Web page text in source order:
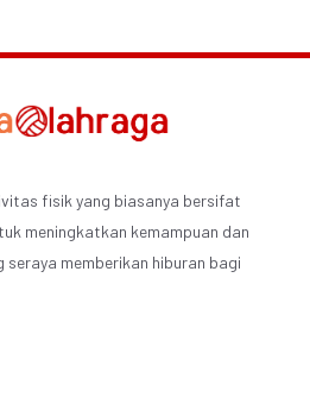
fisik yang biasanya bersifat
meningkatkan kemampuan dan
memberikan hiburan bagi